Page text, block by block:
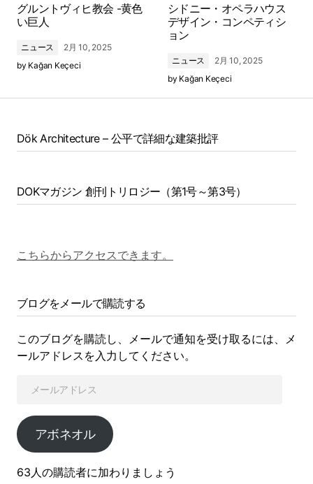
グルントヴィヒ教会 -黄色
い巨人
ニュース
2月 10, 2025
by Kağan Keçeci
シドニー・オペラハウス
デザイン・コンペティシ
ョン
ニュース
2月 10, 2025
by Kağan Keçeci
Dök Architecture – 公平で詳細な建築批評
DOKマガジン 創刊トリロジー（第1号～第3号）
こちらからアクセスできます。
ブログをメールで購読する
このブログを購読し、メールで通知を受け取るには、メ
ールアドレスを入力してください。
アボネオル
63人の購読者に加わりましょう